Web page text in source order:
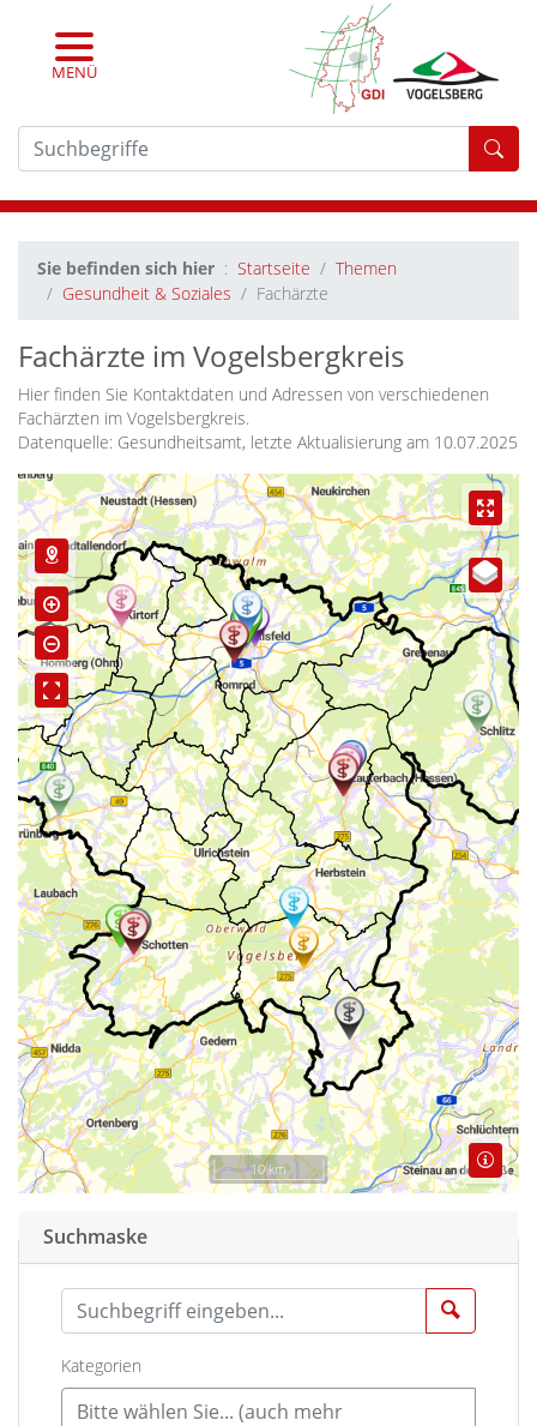
MENÜ
Sie befinden sich hier Startseite
Themen
Gesundheit & Soziales
Fachärzte
Fachärzte im Vogelsbergkreis
Hier finden Sie Kontaktdaten und Adressen von verschiedenen
Fachärzten im Vogelsbergkreis.
Datenquelle: Gesundheitsamt, letzte Aktualisierung am 10.07.2025
10 km
Suchmaske
Kategorien